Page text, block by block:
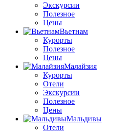
Экскурсии
Полезное
Цены
Вьетнам
Курорты
Полезное
Цены
Малайзия
Курорты
Отели
Экскурсии
Полезное
Цены
Мальдивы
Отели